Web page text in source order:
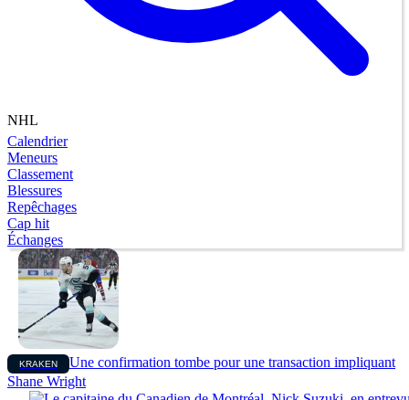
NHL
Calendrier
Meneurs
Classement
Blessures
Repêchages
Cap hit
Échanges
KRAKEN
Une confirmation tombe pour une transaction impliquant
Shane Wright